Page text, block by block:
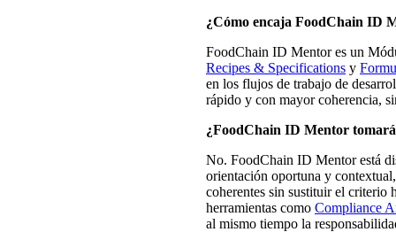
¿Cómo encaja FoodChain ID
FoodChain ID Mentor es un
Recipes & Specifications y
en los flujos de trabajo de
rápido y con mayor coherencia,
¿FoodChain ID Mentor
No. FoodChain ID Mentor está
orientación oportuna y
coherentes sin sustituir el
herramientas como Compliance
al mismo tiempo la